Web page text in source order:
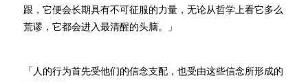
跟，它便会长期具有不可征服的力量，无论从哲学上看它多么
荒谬，它都会进入最清醒的头脑。」
「人的行为首先受他们的信念支配，也受由这些信念所形成的